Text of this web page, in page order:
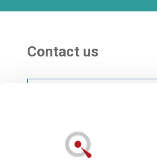
Contact us
Also in social networks: